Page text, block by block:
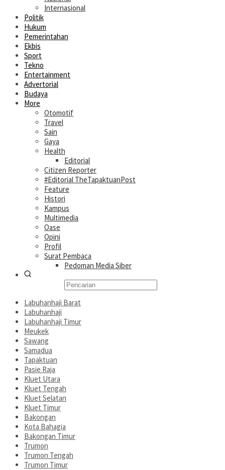
Internasional
Politik
Hukum
Pemerintahan
Ekbis
Sport
Tekno
Entertainment
Advertorial
Budaya
More
Otomotif
Travel
Sain
Gaya
Health
Editorial
Citizen Reporter
#Editorial TheTapaktuanPost
Feature
Histori
Kampus
Multimedia
Oase
Opini
Profil
Surat Pembaca
Pedoman Media Siber
Labuhanhaji Barat
Labuhanhaji
Labuhanhaji Timur
Meukek
Sawang
Samadua
Tapaktuan
Pasie Raja
Kluet Utara
Kluet Tengah
Kluet Selatan
Kluet Timur
Bakongan
Kota Bahagia
Bakongan Timur
Trumon
Trumon Tengah
Trumon Timur